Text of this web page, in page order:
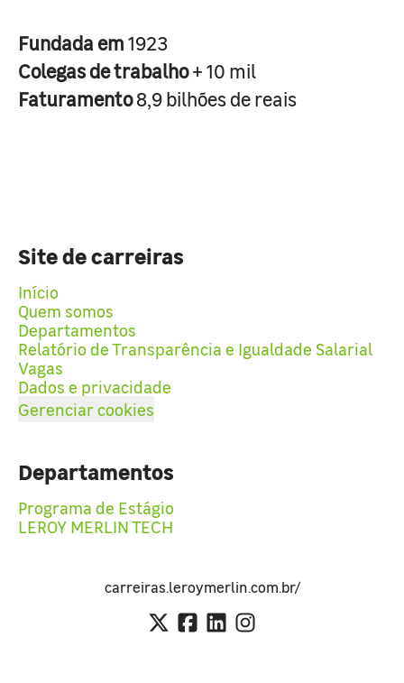
Fundada em1923
Colegas de trabalho+ 10 mil
Faturamento8,9 bilhões de reais
Site de carreiras
Início
Quem somos
Departamentos
Relatório de Transparência e Igualdade Salarial
Vagas
Dados e privacidade
Gerenciar cookies
Departamentos
Programa de Estágio
LEROY MERLIN TECH
carreiras.leroymerlin.com.br/